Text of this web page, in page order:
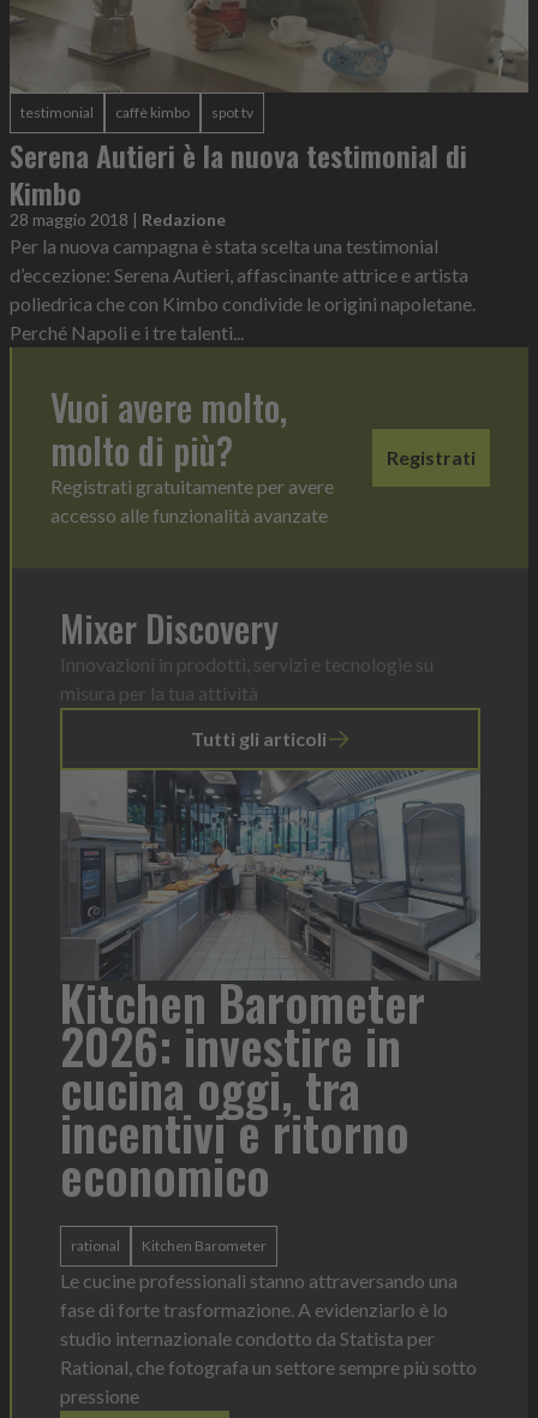
testimonial caffè kimbo spot tv
Serena Autieri è la nuova testimonial di
Kimbo
28 maggio 2018 | Redazione
Per la nuova campagna è stata scelta una testimonial
d’eccezione: Serena Autieri, affascinante attrice e artista
poliedrica che con Kimbo condivide le origini napoletane.
Perché Napoli e i tre talenti...
Vuoi avere molto,
molto di più?
Registrati gratuitamente per avere
accesso alle funzionalità avanzate
Registrati
Mixer Discovery
Innovazioni in prodotti, servizi e tecnologie su
misura per la tua attività
Tutti gli articoli
Kitchen Barometer
2026: investire in
cucina oggi, tra
incentivi e ritorno
economico
rational Kitchen Barometer
Le cucine professionali stanno attraversando una
fase di forte trasformazione. A evidenziarlo è lo
studio internazionale condotto da Statista per
Rational, che fotografa un settore sempre più sotto
pressione